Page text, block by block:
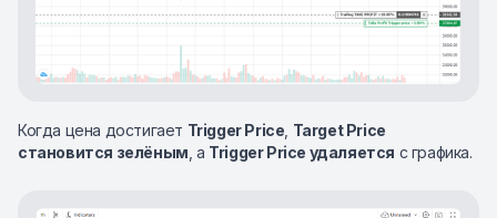
Когда цена достигает Trigger Price Target Price
становится зелёным , а Trigger Price удаляется с графика.